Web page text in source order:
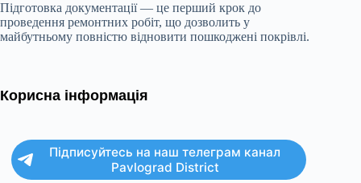
Підготовка документації — це перший крок до
проведення ремонтних робіт, що дозволить у
майбутньому повністю відновити пошкоджені покрівлі.
Корисна інформація
Підписуйтесь на наш телеграм канал
Pavlograd District